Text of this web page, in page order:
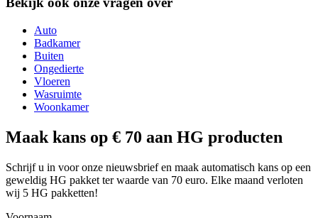
Auto
Badkamer
Buiten
Ongedierte
Vloeren
Wasruimte
Woonkamer
Maak kans op € 70 aan HG producten
Schrijf u in voor onze nieuwsbrief en maak automatisch kans op een
geweldig HG pakket ter waarde van 70 euro. Elke maand verloten
wij 5 HG pakketten!